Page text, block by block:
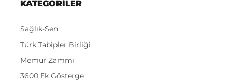
KATEGORİLER
Sağlık-Sen
Türk Tabipler Birliği
Memur Zammı
3600 Ek Gösterge